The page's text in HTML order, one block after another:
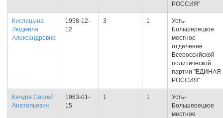
РОССИЯ"
Кислицына
Людмила
Александровна
1958-12-
12
3 1
Усть-
Большерецкое
местное
отделение
Всероссийской
политической
партии "ЕДИНАЯ
РОССИЯ"
Качура Сергей
Анатольевич
1963-01-
15
1 1
Усть-
Большерецкое
местное